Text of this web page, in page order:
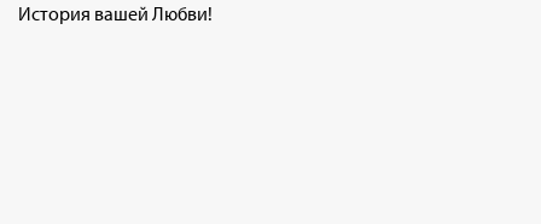
История вашей Любви!